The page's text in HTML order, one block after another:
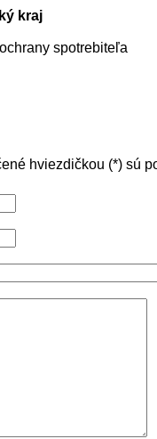
kraj
spotrebiteľa
hviezdičkou (*) sú